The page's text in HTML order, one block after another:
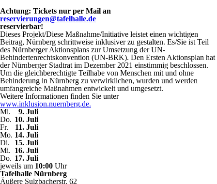
Achtung: Tickets nur per Mail an
reservierungen@tafelhalle.de
reservierbar!
Dieses Projekt/Diese Maßnahme/Initiative leistet einen wichtigen
Beitrag, Nürnberg schrittweise inklusiver zu gestalten. Es/Sie ist Teil
des Nürnberger Aktionsplans zur Umsetzung der UN-
Behindertenrechtskonvention (UN-BRK). Den Ersten Aktionsplan hat
der Nürnberger Stadtrat im Dezember 2021 einstimmig beschlossen.
Um die gleichberechtigte Teilhabe von Menschen mit und ohne
Behinderung in Nürnberg zu verwirklichen, wurden und werden
umfangreiche Maßnahmen entwickelt und umgesetzt.
Weitere Informationen finden Sie unter
www.inklusion.nuernberg.de.
Mi.
9. Juli
Do. 10. Juli
Fr.
11. Juli
Mo. 14. Juli
Di.
15. Juli
Mi. 16. Juli
Do. 17. Juli
jeweils um 10:00 Uhr
Tafelhalle Nürnberg
Äußere Sulzbacherstr. 62